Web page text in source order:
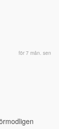
för 7 mån. sen